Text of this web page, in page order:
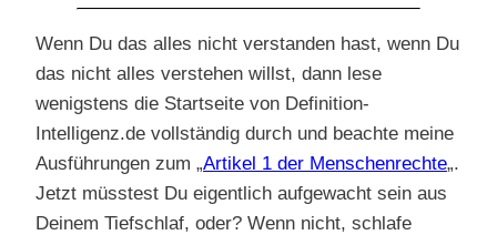
Wenn Du das alles nicht verstanden hast, wenn Du
das nicht alles verstehen willst, dann lese
wenigstens die Startseite von Definition-
Intelligenz.de vollständig durch und beachte meine
Ausführungen zum „Artikel 1 der Menschenrechte„.
Jetzt müsstest Du eigentlich aufgewacht sein aus
Deinem Tiefschlaf, oder? Wenn nicht, schlafe